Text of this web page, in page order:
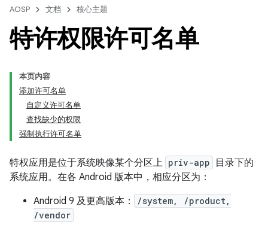
AOSP 文档 核心主题
特许权限许可名单
本页内容
添加许可名单
自定义许可名单
查找缺少的权限
强制执行许可名单
特权应用是位于系统映像某个分区上 priv-app
目录下的
系统应用。在各 Android 版本中，相应分区为：
Android 9 及更高版本：
/system, /product,
/vendor